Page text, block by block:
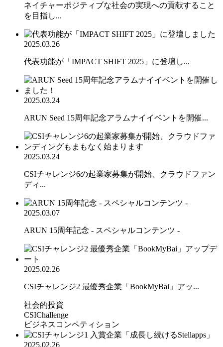
ネイチャーポジティブな社会の実現への貢献すること
を目指し...
2025.03.26
代表功能が「IMPACT SHIFT 2025」に登壇し...
2025.03.24
ARUN Seed 15周年記念アラムナイイベントを開催...
2025.03.24
CSIチャレンジ6の起業家募集が開始、クラウドファン
ディ...
2025.03.07
ARUN 15周年記念 - スペシャルコンテンツ -
2025.02.26
CSIチャレンジ2 最優秀企業「BookMyBai」アッ...
社会的投資
CSIChallenge
ビジネスコンペティション
2025.02.26